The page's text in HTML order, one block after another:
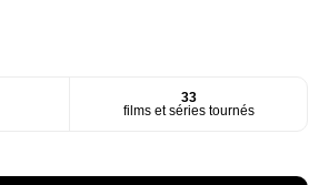
33
films et séries tournés